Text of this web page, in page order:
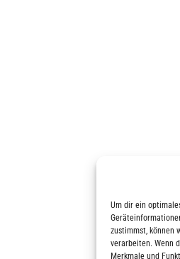
Um dir ein
zustimmst, können
verarbeiten. Wenn
Merkmale und